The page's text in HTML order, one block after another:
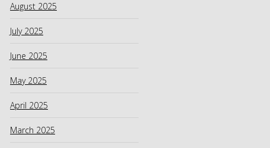
August 2025
July 2025
June 2025
May 2025
April 2025
March 2025